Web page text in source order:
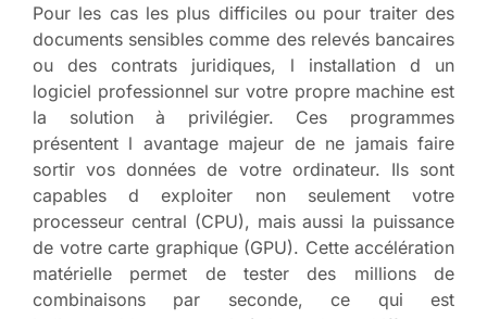
Pour les cas les plus difficiles ou pour traiter des
documents sensibles comme des relevés bancaires
ou des contrats juridiques, l installation d un
logiciel professionnel sur votre propre machine est
la solution à privilégier. Ces programmes
présentent l avantage majeur de ne jamais faire
sortir vos données de votre ordinateur. Ils sont
capables d exploiter non seulement votre
processeur central (CPU), mais aussi la puissance
de votre carte graphique (GPU). Cette accélération
matérielle permet de tester des millions de
combinaisons par seconde, ce qui est